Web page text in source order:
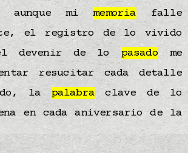
aunque mimemoriafalle
el registro de lo vivido
devenir de lo pasado me
resucitar cada detalle
lapalabraclave de lo
en cada aniversario de la